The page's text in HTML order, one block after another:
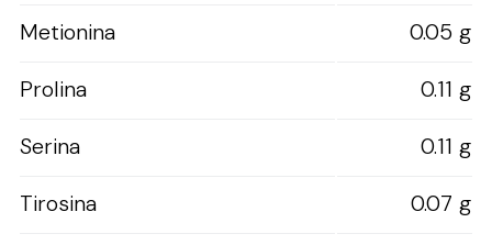
Metionina
0.05 g
Prolina
0.11 g
Serina
0.11 g
Tirosina
0.07 g